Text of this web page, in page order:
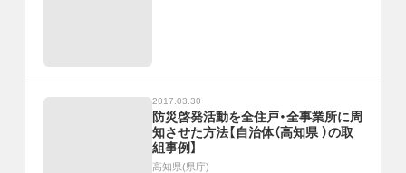
2017.03.30
防災啓発活動を全住戸・全事業所に周
知させた方法【自治体（高知県 ）の取
組事例】
高知県(県庁)